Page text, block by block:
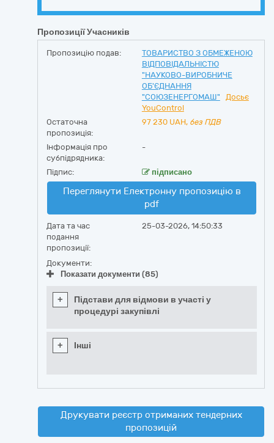
Пропозиції Учасників
Пропозицію подав:
ТОВАРИСТВО З ОБМЕЖЕНОЮ
ВІДПОВІДАЛЬНІСТЮ
"НАУКОВО-ВИРОБНИЧЕ
ОБ'ЄДНАННЯ
"СОЮЗЕНЕРГОМАШ"
Досьє
YouControl
Остаточна
пропозиція:
97 230 UAH, без ПДВ
Інформація про
субпідрядника:
-
Підпис: підписано
Переглянути Електронну пропозицію в
pdf
Дата та час
подання
пропозиції:
25-03-2026, 14:50:33
Документи:
Показати документи (85)
+
Підстави для відмови в участі у
процедурі закупівлі
+ Інші
Друкувати реєстр отриманих тендерних
пропозицій